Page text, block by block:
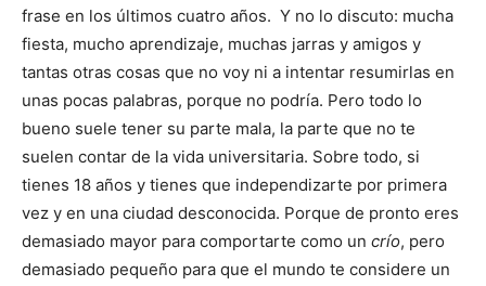
frase en los últimos cuatro años. Y no lo discuto: mucha
fiesta, mucho aprendizaje, muchas jarras y amigos y
tantas otras cosas que no voy ni a intentar resumirlas en
unas pocas palabras, porque no podría. Pero todo lo
bueno suele tener su parte mala, la parte que no te
suelen contar de la vida universitaria. Sobre todo, si
tienes 18 años y tienes que independizarte por primera
vez y en una ciudad desconocida. Porque de pronto eres
demasiado mayor para comportarte como un crío, pero
demasiado pequeño para que el mundo te considere un